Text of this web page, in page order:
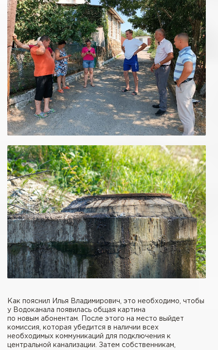
Как пояснил Илья Владимирович, это необходимо, чтобы
у Водоканала появилась общая картина
по новым абонентам. После этого на место выйдет
комиссия, которая убедится в наличии всех
необходимых коммуникаций для подключения к
центральной канализации. Затем собственникам,